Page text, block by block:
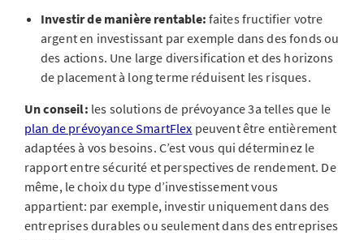
Investir de manière rentable: faites fructifier votre
argent en investissant par exemple dans des fonds ou
des actions. Une large diversification et des horizons
de placement à long terme réduisent les risques.
Un conseil: les solutions de prévoyance 3a telles que le
plan de prévoyance SmartFlex peuvent être entièrement
adaptées à vos besoins. C’est vous qui déterminez le
rapport entre sécurité et perspectives de rendement. De
même, le choix du type d’investissement vous
appartient: par exemple, investir uniquement dans des
entreprises durables ou seulement dans des entreprises